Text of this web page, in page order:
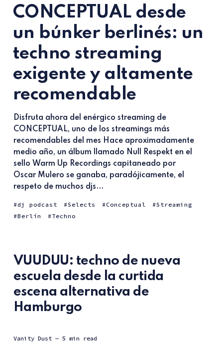
CONCEPTUAL desde
un búnker berlinés: un
techno streaming
exigente y altamente
recomendable
Disfruta ahora del enérgico streaming de
CONCEPTUAL, uno de los streamings más
recomendables del mes Hace aproximadamente
medio año, un álbum llamado Null Respekt en el
sello Warm Up Recordings capitaneado por
Oscar Mulero se ganaba, paradójicamente, el
respeto de muchos djs...
dj podcast Selects Conceptual
Streaming
Berlín
Techno
VUUDUU: techno de nueva
escuela desde la curtida
escena alternativa de
Hamburgo
Vanity Dust — 5 min read